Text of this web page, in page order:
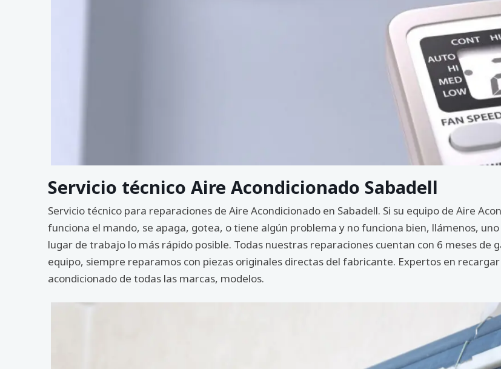
Servicio técnico Aire Acondicionado Sabadell
Servicio técnico para reparaciones de Aire Acondicionado en Sabadell. Si su equipo de Aire
funciona el mando, se apaga, gotea, o tiene algún problema y no funciona bien, llámenos,
lugar de trabajo lo más rápido posible. Todas nuestras reparaciones cuentan con 6 meses
equipo, siempre reparamos con piezas originales directas del fabricante. Expertos en recargar
acondicionado de todas las marcas, modelos.